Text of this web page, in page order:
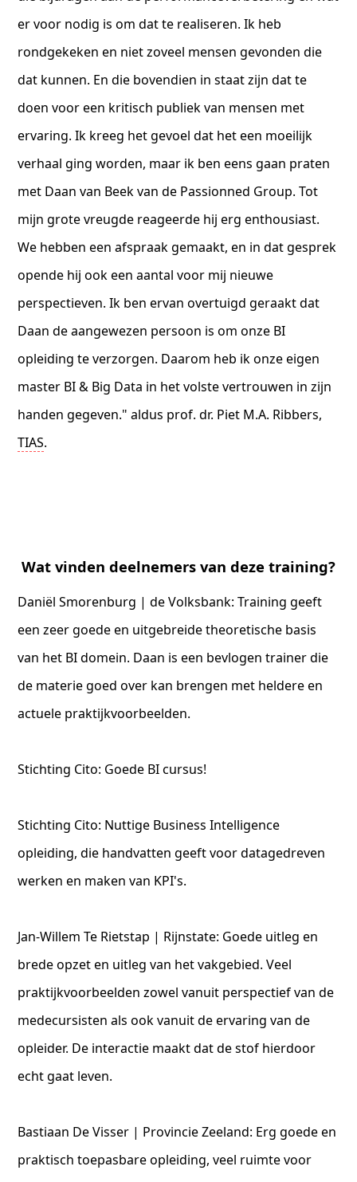
er voor nodig is om dat te realiseren. Ik heb
rondgekeken en niet zoveel mensen gevonden die
dat kunnen. En die bovendien in staat zijn dat te
doen voor een kritisch publiek van mensen met
ervaring. Ik kreeg het gevoel dat het een moeilijk
verhaal ging worden, maar ik ben eens gaan praten
met Daan van Beek van de Passionned Group. Tot
mijn grote vreugde reageerde hij erg enthousiast.
We hebben een afspraak gemaakt, en in dat gesprek
opende hij ook een aantal voor mij nieuwe
perspectieven. Ik ben ervan overtuigd geraakt dat
Daan de aangewezen persoon is om onze BI
opleiding te verzorgen. Daarom heb ik onze eigen
master BI & Big Data in het volste vertrouwen in zijn
handen gegeven." aldus prof. dr. Piet M.A. Ribbers,
TIAS.
Wat vinden deelnemers van deze training?
Daniël Smorenburg | de Volksbank: Training geeft
een zeer goede en uitgebreide theoretische basis
van het BI domein. Daan is een bevlogen trainer die
de materie goed over kan brengen met heldere en
actuele praktijkvoorbeelden.
Stichting Cito: Goede BI cursus!
Stichting Cito: Nuttige Business Intelligence
opleiding, die handvatten geeft voor datagedreven
werken en maken van KPI's.
Jan-Willem Te Rietstap | Rijnstate: Goede uitleg en
brede opzet en uitleg van het vakgebied. Veel
praktijkvoorbeelden zowel vanuit perspectief van de
medecursisten als ook vanuit de ervaring van de
opleider. De interactie maakt dat de stof hierdoor
echt gaat leven.
Bastiaan De Visser | Provincie Zeeland: Erg goede en
praktisch toepasbare opleiding, veel ruimte voor